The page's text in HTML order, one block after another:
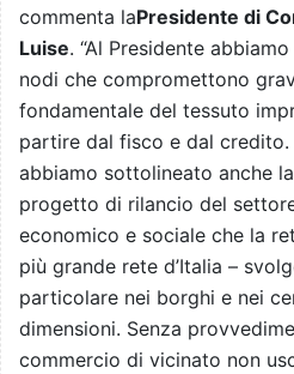
commenta laPresidente di
Luise. “Al Presidente
nodi che compromettono
fondamentale del tessuto
partire dal fisco e dal
abbiamo sottolineato anche
progetto di rilancio del
economico e sociale che la
più grande rete d’Italia –
particolare nei borghi e nei
dimensioni. Senza
commercio di vicinato non